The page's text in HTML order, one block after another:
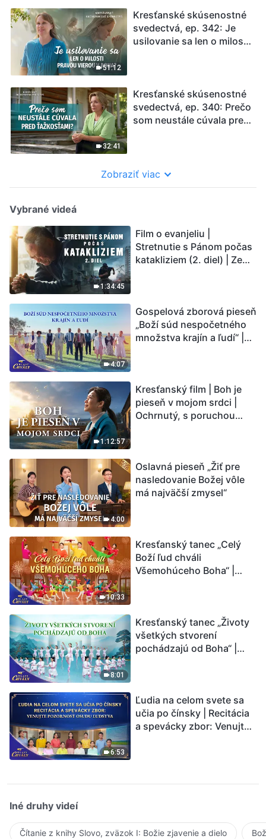
51:12
Kresťanské skúsenostné
svedectvá, ep. 342: Je
usilovanie sa len o milosti
32:41
Kresťanské skúsenostné
svedectvá, ep. 340: Prečo
som neustále cúvala pred
Zobraziť viac
Vybrané videá
1:34:45
Film o evanjeliu |
Stretnutie s Pánom počas
katakliziem (2. diel) | Zem
Ľudstvu sa začína
odpočítavať čas. Našli ste
spôsob, ako prežiť?
4:07
Gospelová zborová pieseň
„Boží súd nespočetného
množstva krajín a ľudí“ |
1:12:57
Kresťanský film | Boh je
pieseň v mojom srdci |
Ochrnutý, s poruchou
4:00
Oslavná pieseň „Žiť pre
nasledovanie Božej vôle
má najväčší zmysel“
10:33
Kresťanský tanec „Celý
Boží ľud chváli
Všemohúceho Boha“ |
8:01
Kresťanský tanec „Životy
všetkých stvorení
pochádzajú od Boha“ |
6:53
Ľudia na celom svete sa
učia po čínsky | Recitácia
a spevácky zbor: Venujte
Iné druhy videí
Čítanie z knihy Slovo, zväzok I: Božie zjavenie a dielo